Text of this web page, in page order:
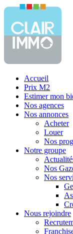
Accueil
Prix M2
Estimer mon
Nos agences
Nos annonces
Acheter
Louer
Nos
Notre groupe
Nos
Nos
Nous rejoindre